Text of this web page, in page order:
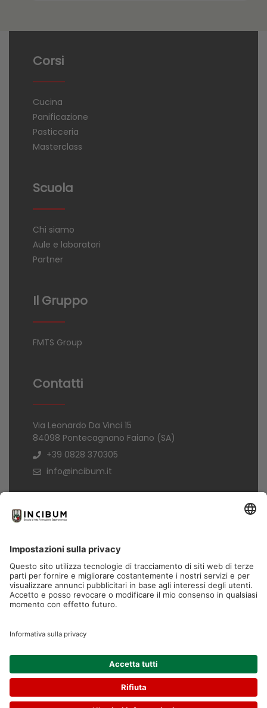
Corsi
Cucina
Panificazione
Pasticceria
Masterclass
Scuola
Chi siamo
Aule e laboratori
Partner
Il Gruppo
FMTS Group
Contatti
Via Leonardo Da Vinci 15
84098 Pontecagnano Faiano (SA)
+39 0828 370305
info@incibum.it
Informazioni
Termini di acquisto
Informativa Privacy
Trasparenza
Copyright© 2026 - Tutti i diritti sono riservati.
In Cibum è un marchio di Formamentis S.p.A. P.IVA
04009110653